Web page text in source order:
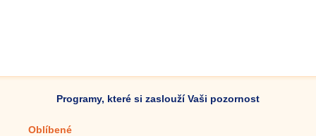
Programy, které si zaslouží Vaši pozornost
Oblíbené